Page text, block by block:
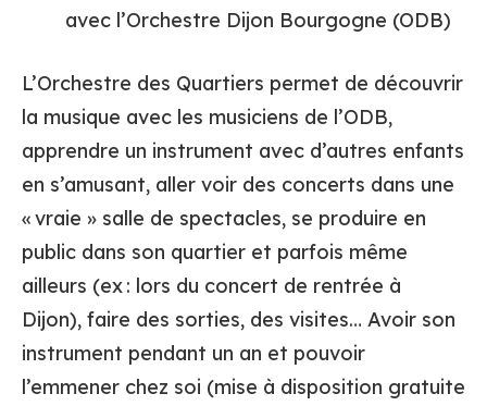
avec l’Orchestre Dijon Bourgogne (ODB)
L’Orchestre des Quartiers permet de découvrir
la musique avec les musiciens de l’ODB,
apprendre un instrument avec d’autres enfants
en s’amusant, aller voir des concerts dans une
« vraie » salle de spectacles, se produire en
public dans son quartier et parfois même
ailleurs (ex : lors du concert de rentrée à
Dijon), faire des sorties, des visites… Avoir son
instrument pendant un an et pouvoir
l’emmener chez soi (mise à disposition gratuite